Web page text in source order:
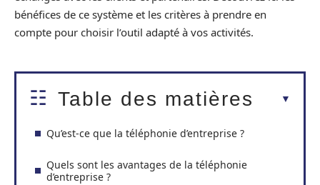
bénéfices de ce système et les critères à prendre en
compte pour choisir l’outil adapté à vos activités.
Table des matières
Qu’est-ce que la téléphonie d’entreprise ?
Quels sont les avantages de la téléphonie
d’entreprise ?